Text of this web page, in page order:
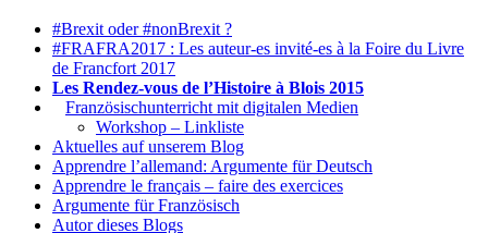
#Brexit oder #nonBrexit ?
#FRAFRA2017 : Les auteur-es invité-es à la Foire du Livre
de Francfort 2017
Les Rendez-vous de l’Histoire à Blois 2015
Französischunterricht mit digitalen Medien
Workshop – Linkliste
Aktuelles auf unserem Blog
Apprendre l’allemand: Argumente für Deutsch
Apprendre le français – faire des exercices
Argumente für Französisch
Autor dieses Blogs